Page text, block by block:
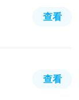
查看
查看